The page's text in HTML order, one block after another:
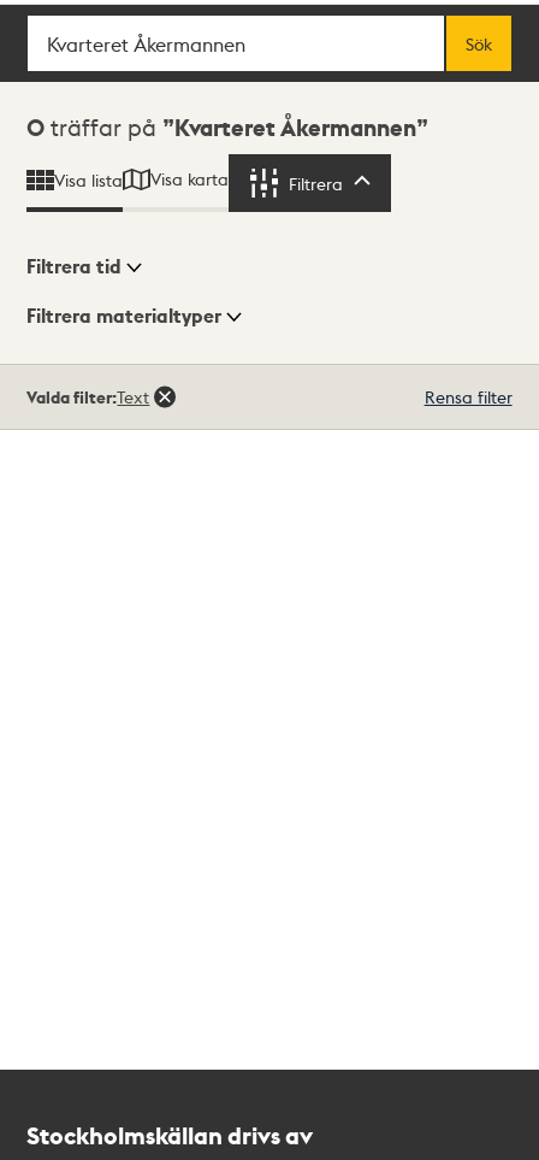
Sök
Sök
Sökresultat
0 träffar på Kvarteret Åkermannen
Visa lista Visa karta Filtrera
Visningsläge
Filtrera tid
Filtrera materialtyper
träffar
Valda filter:Text Rensa filter
Stockholmskällan drivs av